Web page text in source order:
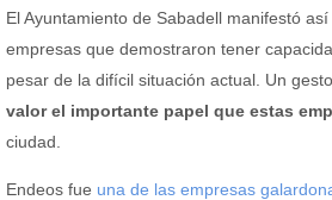
El Ayuntamiento de Sabadell manifestó
empresas que demostraron tener
pesar de la difícil situación actual. Un
valor el importante papel que estas
ciudad.
Endeos fue una de las empresas